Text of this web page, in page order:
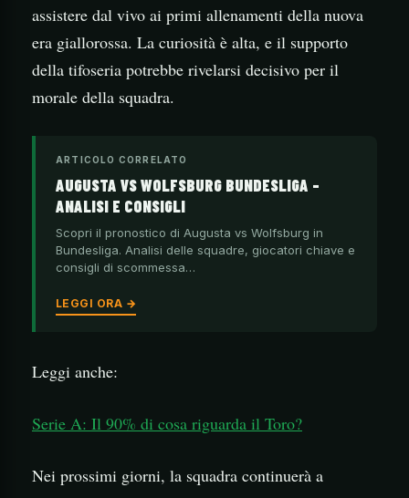
assistere dal vivo ai primi allenamenti della nuova
era giallorossa. La curiosità è alta, e il supporto
della tifoseria potrebbe rivelarsi decisivo per il
morale della squadra.
ARTICOLO CORRELATO
AUGUSTA VS WOLFSBURG BUNDESLIGA –
ANALISI E CONSIGLI
Scopri il pronostico di Augusta vs Wolfsburg in
Bundesliga. Analisi delle squadre, giocatori chiave e
consigli di scommessa…
LEGGI ORA →
Leggi anche:
Serie A: Il 90% di cosa riguarda il Toro?
Nei prossimi giorni, la squadra continuerà a